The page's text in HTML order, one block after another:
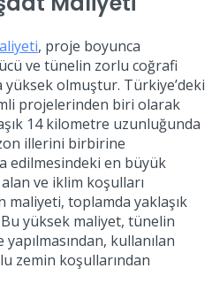
, proje boyunca
ve tünelin zorlu coğrafi
yüksek olmuştur. Türkiye’deki
projelerinden biri olarak
14 kilometre uzunluğunda
illerini birbirine
edilmesindeki en büyük
ve iklim koşulları
maliyeti, toplamda yaklaşık
yüksek maliyet, tünelin
kullanılan
zemin koşullarından